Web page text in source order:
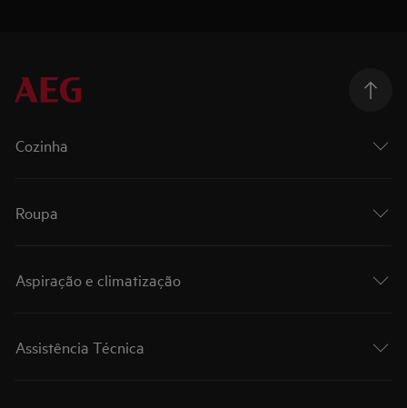
Cozinha
Roupa
Aspiração e climatização
Assistência Técnica